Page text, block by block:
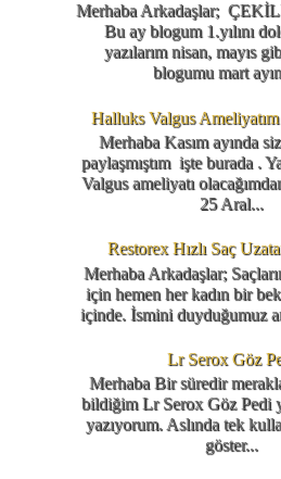
Merhaba Arkadaşlar;
Bu ay blogum 1.yılını
yazılarım nisan, mayıs
blogumu mart
Halluks Valgus
Merhaba Kasım ayında
paylaşmıştım işte burada .
Valgus ameliyatı
25 Aral...
Restorex Hızlı Saç
Merhaba Arkadaşlar;
için hemen her kadın bir
içinde. İsmini duyduğumuz
Lr Serox Göz
Merhaba Bir süredir
bildiğim Lr Serox Göz Pedi
yazıyorum. Aslında tek
göster...